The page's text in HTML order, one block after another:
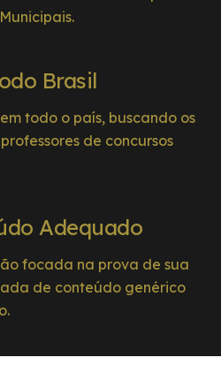
Brasil
todo o país, buscando os
de concursos
Adequado
focada na prova de sua
de conteúdo genérico